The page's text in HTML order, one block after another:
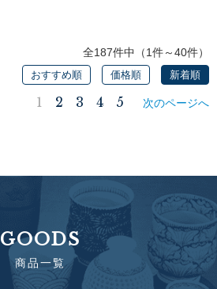
全187件中（1件～40件）
おすすめ順 価格順 新着順
1 2 3 4 5 次のページへ
GOODS
商品一覧